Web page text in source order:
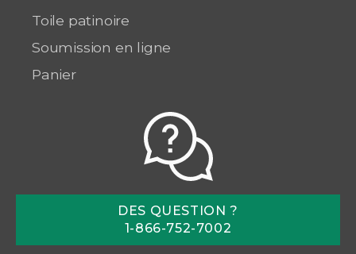
Toile patinoire
Soumission en ligne
Panier
DES QUESTION ?
1-866-752-7002